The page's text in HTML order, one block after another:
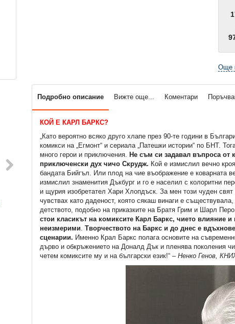
Летящият холандец
29,99 €
58,65 лв.
Градът със златните покриви
30,17 €
59,01 лв.
Още
Подробно описание Вижте още... Коментари
КОЙ Е КАРЛ БАРКС?
„Като вероятно всяко друго хлапе през 90-те години в
комикси на „Егмонт“ и сериала „Патешки истории“ по БНТ.
много герои и приключения. Не съм си задавал въпроса от
приключенски дух чичо Скрудж. Кой е измислил вечно
бандата Бийгъл. Или плод на чие въображение е
измислил знаменития Дъкбург и го е населил с колоритни
и щурия изобретател Хари Хлопдъск. За мен този чуден
чувствах като даденост, която сякаш винаги е
детството, подобно на приказките на Братя Грим и Шарл Перо.
стои класикът на комиксите Карл Баркс, чието влияние и
неизмерими Творчеството на Баркс и до днес е
сценарии. Именно Крал Баркс полага основите на
дърво и обкръжението на Доналд Дък и пленява поколения
четем комиксите му и на български език!“ – Ненко Генов,